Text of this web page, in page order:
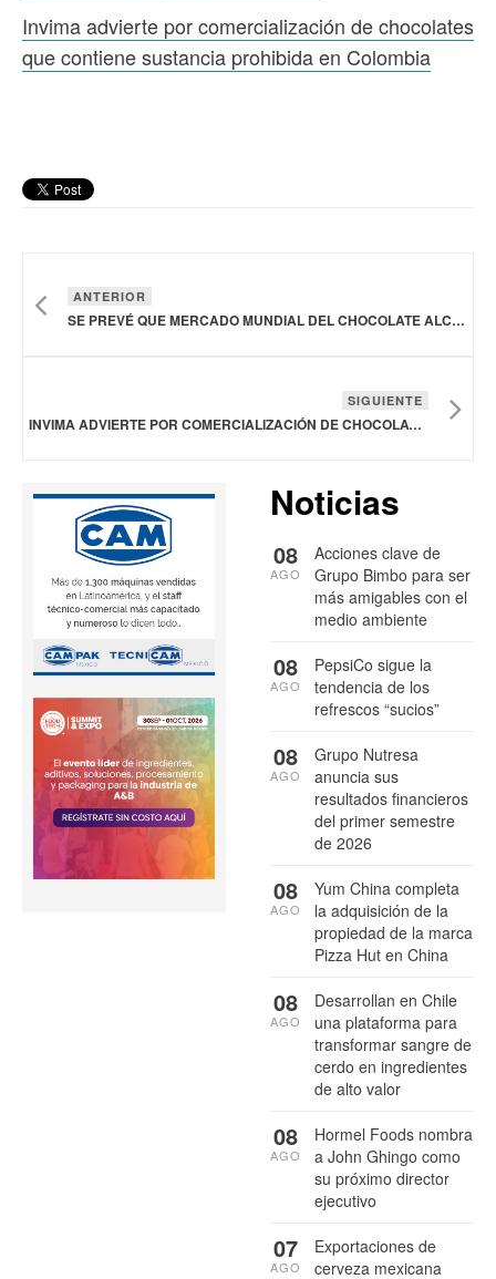
Invima advierte por comercialización de chocolates
que contiene sustancia prohibida en Colombia
ANTERIOR
SE PREVÉ QUE MERCADO MUNDIAL DEL CHOCOLATE ALCANCE LOS 172,890 MDD EN 2030
SIGUIENTE
INVIMA ADVIERTE POR COMERCIALIZACIÓN DE CHOCOLATES QUE CONTIENE SUSTANCIA PROHIBIDA EN COLOMBIA
Noticias
Acciones clave de
Grupo Bimbo para ser
más amigables con el
medio ambiente
08
AGO
PepsiCo sigue la
tendencia de los
refrescos “sucios”
08
AGO
Grupo Nutresa
anuncia sus
resultados financieros
del primer semestre
de 2026
08
AGO
Yum China completa
la adquisición de la
propiedad de la marca
Pizza Hut en China
08
AGO
Desarrollan en Chile
una plataforma para
transformar sangre de
cerdo en ingredientes
de alto valor
08
AGO
Hormel Foods nombra
a John Ghingo como
su próximo director
ejecutivo
08
AGO
Exportaciones de
cerveza mexicana
07
AGO